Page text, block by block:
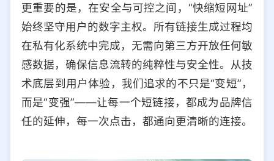
更重要的是，在安全与可控之间，“快缩短网址”
始终坚守用户的数字主权。所有链接生成过程均
在私有化系统中完成，无需向第三方开放任何敏
感数据，确保信息流转的纯粹性与安全性。从技
术底层到用户体验，我们追求的不只是“变短”，
而是“变强”——让每一个短链接，都成为品牌信
任的延伸，每一次点击，都通向更清晰的连接。